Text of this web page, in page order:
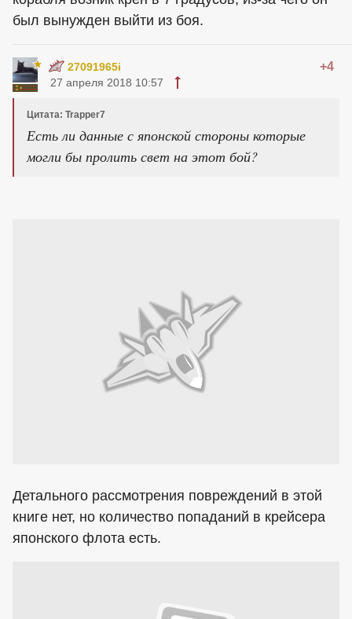
был вынужден выйти из боя.
27091965i +4
27 апреля 2018 10:57
Цитата: Trapper7
Есть ли данные с японской стороны которые
могли бы пролить свет на этот бой?
Детального рассмотрения повреждений в этой
книге нет, но количество попаданий в крейсера
японского флота есть.